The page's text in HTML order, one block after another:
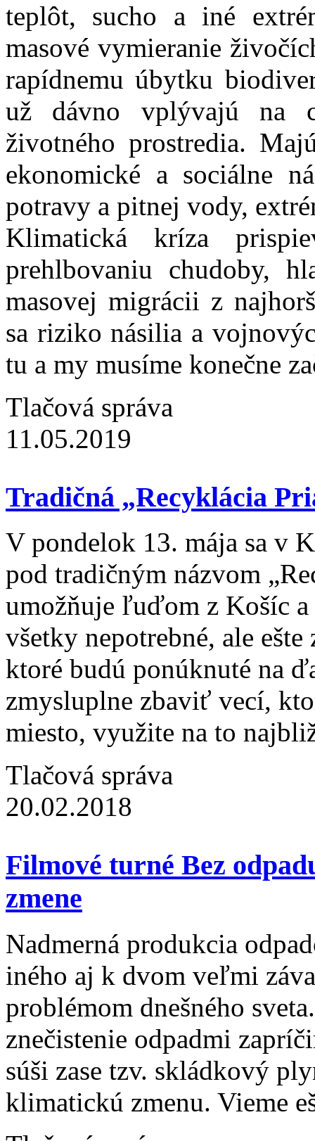
teplôt, sucho a iné
masové vymieranie
rapídnemu úbytku
už dávno vplývajú na
životného prostredia.
ekonomické a sociálne
potravy a pitnej vody,
Klimatická kríza
prehlbovaniu chudoby,
masovej migrácii z
sa riziko násilia a
tu a my musíme konečne
Tlačová správa
11.05.2019
Tradičná „Recyklácia
V pondelok 13. mája sa v
pod tradičným názvom
umožňuje ľuďom z Košíc
všetky nepotrebné, ale
ktoré budú ponúknuté na
zmysluplne zbaviť vecí,
miesto, využite na to
Tlačová správa
20.02.2018
Filmové turné Bez
zmene
Nadmerná produkcia
iného aj k dvom veľmi
problémom dnešného
znečistenie odpadmi
súši zase tzv. skládkový
klimatickú zmenu. Vieme